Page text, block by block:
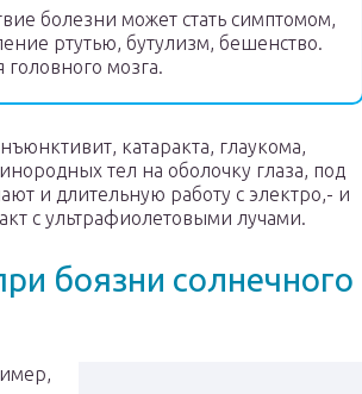
болезни может стать симптомом,
ртутью, бутулизм, бешенство.
головного мозга.
катаракта, глаукома,
тел на оболочку глаза, под
и длительную работу с электро,- и
с ультрафиолетовыми лучами.
боязни солнечного